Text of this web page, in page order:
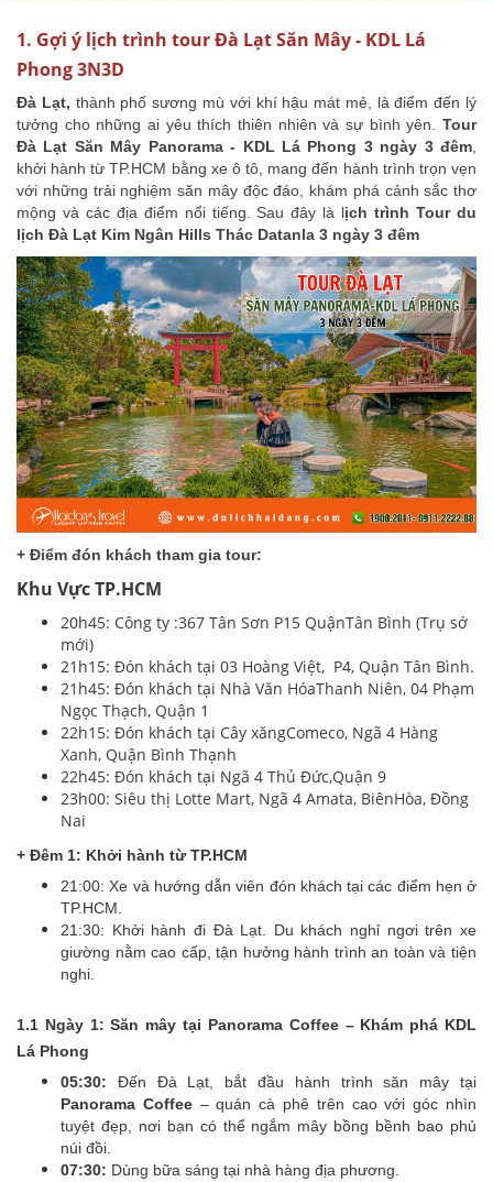
1. Gợi ý lịch trình tour Đà Lạt Săn Mây - KDL Lá
Phong 3N3D
Đà Lạt, thành phố sương mù với khí hậu mát mẻ, là điểm đến lý
tưởng cho những ai yêu thích thiên nhiên và sự bình yên. Tour
Đà Lạt Săn Mây Panorama - KDL Lá Phong 3 ngày 3 đêm,
khởi hành từ TP.HCM bằng xe ô tô, mang đến hành trình trọn vẹn
với những trải nghiệm săn mây độc đáo, khám phá cảnh sắc thơ
mộng và các địa điểm nổi tiếng. Sau đây là lịch trình Tour du
lịch Đà Lạt Kim Ngân Hills Thác Datanla 3 ngày 3 đêm
+ Điểm đón khách tham gia tour:
Khu Vực TP.HCM
20h45: Công ty :367 Tân Sơn P15 QuậnTân Bình (Trụ sớ
mới)
21h15: Đón khách tại 03 Hoàng Việt, P4, Quận Tân Bình.
21h45: Đón khách tại Nhà Văn HóaThanh Niên, 04 Phạm
Ngọc Thạch, Quận 1
22h15: Đón khách tại Cây xăngComeco, Ngã 4 Hàng
Xanh, Quận Bình Thạnh
22h45: Đón khách tại Ngã 4 Thủ Đức,Quận 9
23h00: Siêu thị Lotte Mart, Ngã 4 Amata, BiênHòa, Đồng
Nai
+ Đêm 1: Khởi hành từ TP.HCM
21:00: Xe và hướng dẫn viên đón khách tại các điểm hẹn ở
TP.HCM.
21:30: Khởi hành đi Đà Lạt. Du khách nghỉ ngơi trên xe
giường nằm cao cấp, tận hưởng hành trình an toàn và tiện
nghi.
1.1 Ngày 1: Săn mây tại Panorama Coffee – Khám phá KDL
Lá Phong
05:30: Đến Đà Lạt, bắt đầu hành trình săn mây tại
Panorama Coffee– quán cà phê trên cao với góc nhìn
tuyệt đẹp, nơi bạn có thể ngắm mây bồng bềnh bao phủ
núi đồi.
07:30: Dùng bữa sáng tại nhà hàng địa phương.